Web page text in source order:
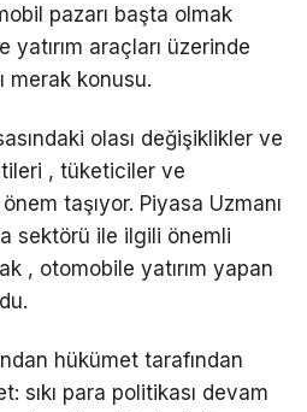
pazarı başta olmak
araçları üzerinde
merak konusu.
olası değişiklikler ve
, tüketiciler ve
taşıyor. Piyasa Uzmanı
sektörü ile ilgili önemli
, otomobile yatırım yapan
hükümet tarafından
sıkı para politikası devam